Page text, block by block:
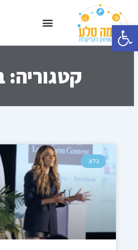
פתח סרגל נגישות
לתוכן
קטגוריה:
בלוג
עמודעמוד עמודעמוד